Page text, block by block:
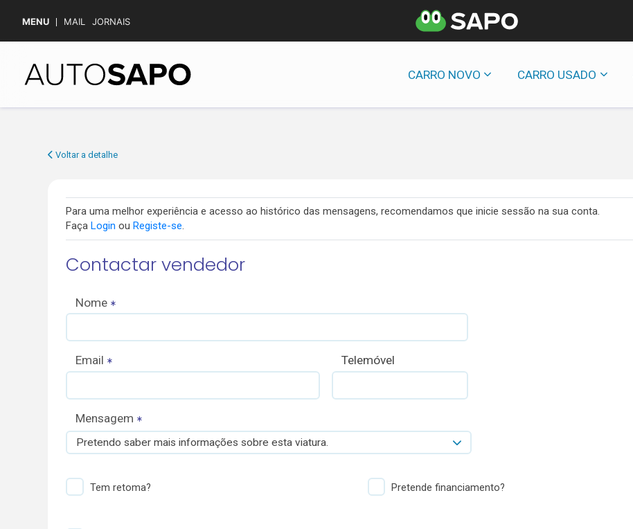
MENU MAIL JORNAIS
CARRO NOVO CARRO USADO
Voltar a detalhe
Para uma melhor experiência e acesso ao histórico das mensagens, recomendamos que inicie sessão na sua conta.
Faça Login ou Registe-se.
Contactar vendedor
Nome
Email Telemóvel
Mensagem
Pretendo saber mais informações sobre esta viatura.
Tem retoma? Pretende financiamento?